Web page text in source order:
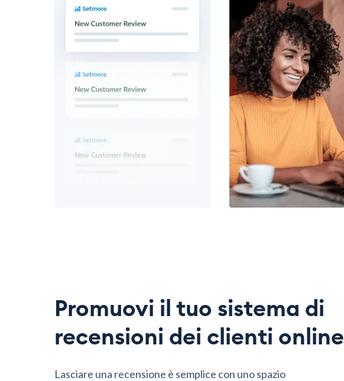
Promuovi il tuo sistema di
recensioni dei clienti online
Lasciare una recensione è semplice con uno spazio